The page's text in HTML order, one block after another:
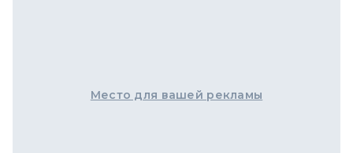
Место для вашей рекламы